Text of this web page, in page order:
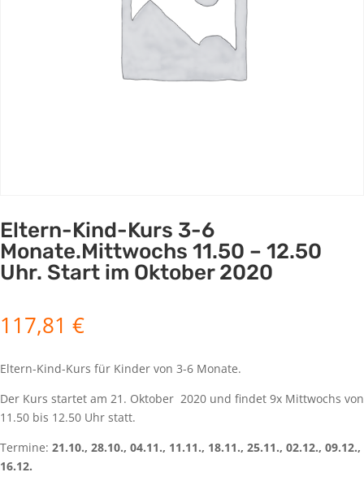
Eltern-Kind-Kurs 3-6
Monate.Mittwochs 11.50 – 12.50
Uhr. Start im Oktober 2020
117,81 €
Eltern-Kind-Kurs für Kinder von 3-6 Monate.
Der Kurs startet am 21. Oktober 2020 und findet 9x Mittwochs von
11.50 bis 12.50 Uhr statt.
Termine: 21.10., 28.10., 04.11., 11.11., 18.11., 25.11., 02.12., 09.12.,
16.12.